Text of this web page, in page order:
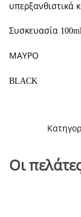
υπερξανθιστικά
Συσκευασία
ΜΑΥΡΟ
BLACK
Οι